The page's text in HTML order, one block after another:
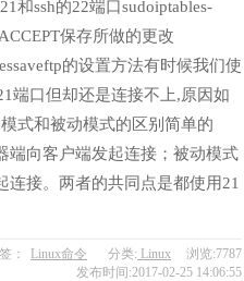
和ssh的22端口sudoiptables-
保存所做的更改
的设置方法有时候我们使
端口但却还是连接不上,原因如
式和被动模式的区别简单的
端向客户端发起连接；被动模式
连接。两者的共同点是都使用21
： Linux命令 分类: Linux
浏览:7787
发布时间:2017-02-25 14:06:55